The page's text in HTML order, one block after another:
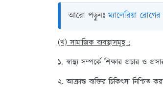
আরো পড়ুনঃম্যালেরিয়া
(খ) সামাজিক ব্যবস্থাসমূহ :
১. স্বাস্থ্য সম্পর্কে শিক্ষার প্রচার ও
২. আক্রান্ত ব্যক্তির চিকিৎসা নিশ্চিত